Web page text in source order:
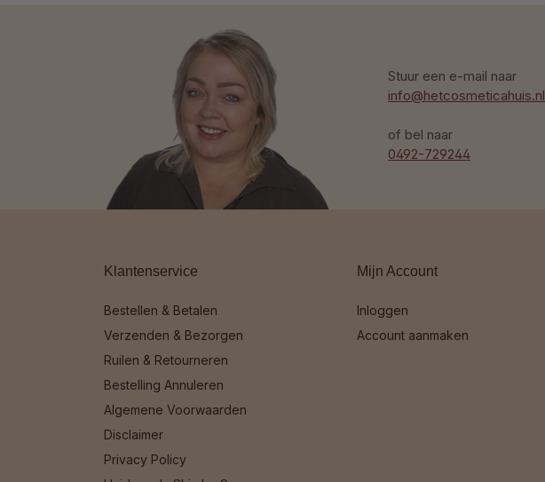
Stuur een e-mail naar
info@hetcosmeticahuis.nl
of bel naar
0492-729244
Klantenservice
Bestellen & Betalen
Verzenden & Bezorgen
Ruilen & Retourneren
Bestelling Annuleren
Algemene Voorwaarden
Disclaimer
Privacy Policy
Mijn Account
Inloggen
Account aanmaken